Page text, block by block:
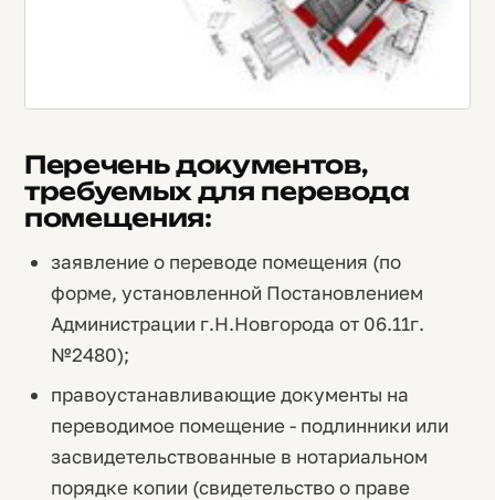
Перечень документов,
требуемых для перевода
помещения:
заявление о переводе помещения (по
форме, установленной Постановлением
Администрации г.Н.Новгорода от 06.11г.
№2480);
правоустанавливающие документы на
переводимое помещение - подлинники или
засвидетельствованные в нотариальном
порядке копии (свидетельство о праве